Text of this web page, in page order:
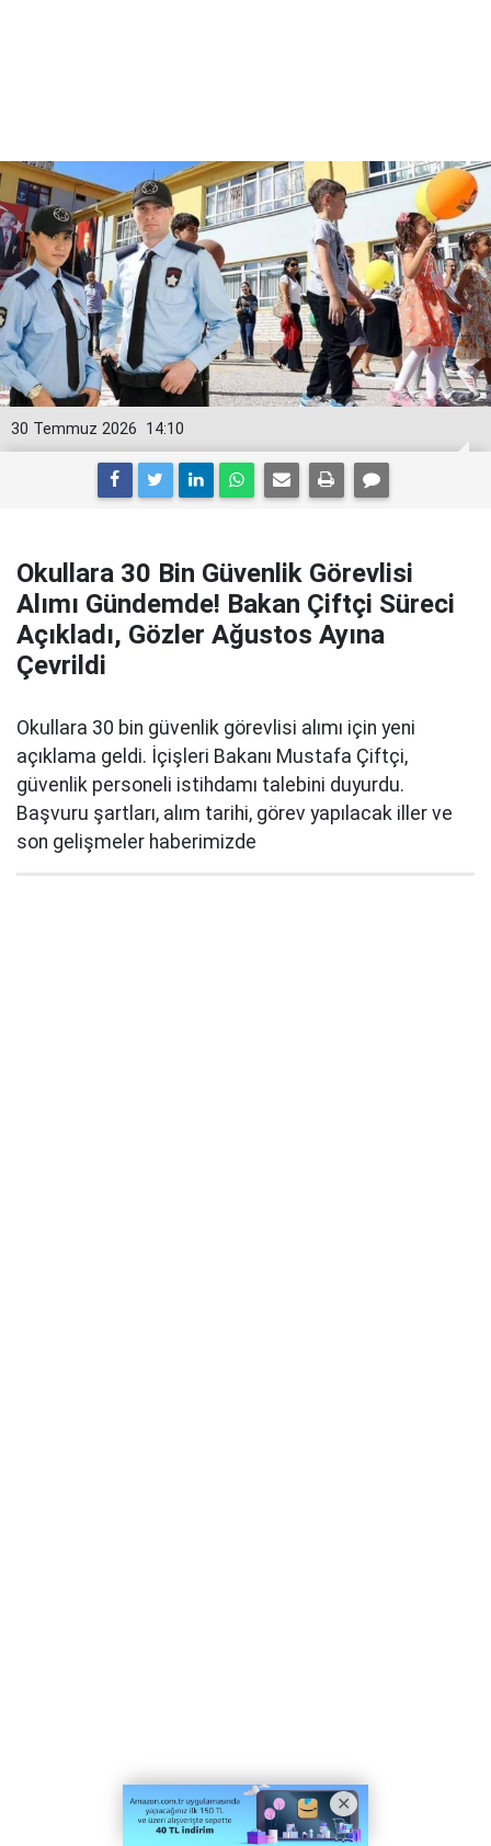
14:10
30 Temmuz 2026
Okullara 30 Bin Güvenlik Görevlisi
Alımı Gündemde! Bakan Çiftçi Süreci
Açıkladı, Gözler Ağustos Ayına
Çevrildi
Okullara 30 bin güvenlik görevlisi alımı için yeni
açıklama geldi. İçişleri Bakanı Mustafa Çiftçi,
güvenlik personeli istihdamı talebini duyurdu.
Başvuru şartları, alım tarihi, görev yapılacak iller ve
son gelişmeler haberimizde